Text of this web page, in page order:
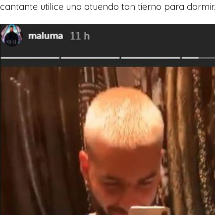
cantante utilice una atuendo tan tierno para dormir.